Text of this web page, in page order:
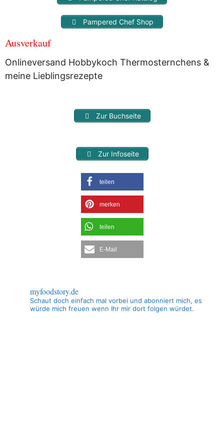
Pampered Chef Shop
Ausverkauf
Onlineversand Hobbykoch Thermosternchens &
meine Lieblingsrezepte
Zur Buchseite
Zur Infoseite
teilen
merken
teilen
E-Mail
myfoodstory.de
Schaut doch einfach mal vorbei und abonniert mich, es
würde mich freuen wenn Ihr mir dort folgen würdet.